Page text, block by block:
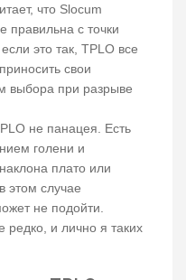
что Slocum
правильна с точки
это так, TPLO все
свои
выбора при разрыве
не панацея. Есть
голени и
плато или
этом случае
не подойти.
редко, и лично я таких